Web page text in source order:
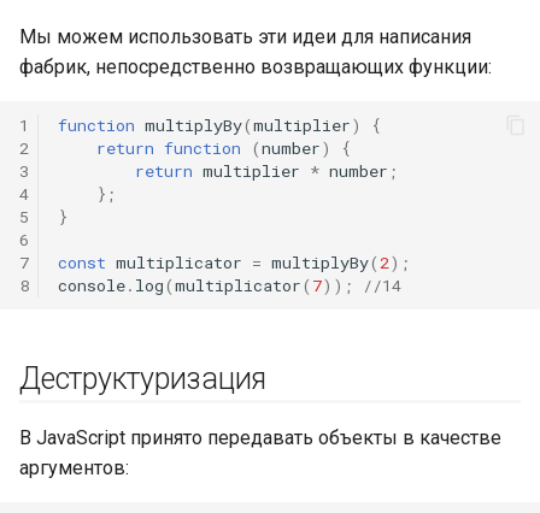
Мы можем использовать эти идеи для написания
фабрик, непосредственно возвращающих функции:
1
2
3
4
5
6
7
8
function multiplyBy(multiplier)
{
return function (number)
{
return multiplier * number ;
};
}
const multiplicator = multiplyBy( 2);
console. log(multiplicator( 7)); //14
Деструктуризация
В JavaScript принято передавать объекты в качестве
аргументов: